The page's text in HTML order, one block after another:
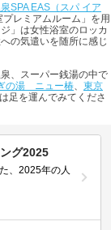
泉SPA EAS（スパ イア
レミアムルーム」を用
」は女性浴室のロッカ
の気遣いを随所に感じ
、スーパー銭湯の中で
の湯 ニュー椿、 東京
足を運んでみてくださ
グ2025
、2025年の人